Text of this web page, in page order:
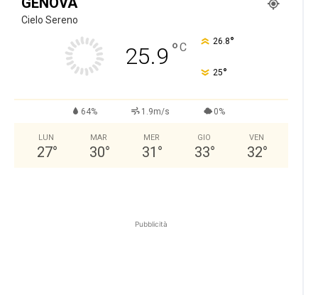
Cielo Sereno
25.9 °C 26.8°
25°
64% 1.9m/s 0%
LUN
27°
MAR
30°
MER
31 °
GIO
33°
VEN
32°
Pubblicità